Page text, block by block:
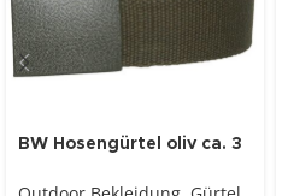
BW Hosengürtel oliv ca. 3